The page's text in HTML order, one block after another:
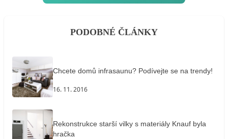
PODOBNÉ ČLÁNKY
Chcete domů infrasaunu? Podívejte se na trendy!
16. 11. 2016
Rekonstrukce starší vilky s materiály Knauf byla
hračka